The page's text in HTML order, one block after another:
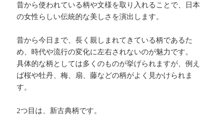
昔から使われている柄や文様を取り入れることで、日本
の女性らしい伝統的な美しさを演出します。
昔から今日まで、長く親しまれてきている柄であるた
め、時代や流行の変化に左右されないのが魅力です。
具体的な柄としては多くのものが挙げられますが、例え
ば桜や牡丹、梅、扇、藤などの柄がよく見かけられま
す。
2つ目は、新古典柄です。